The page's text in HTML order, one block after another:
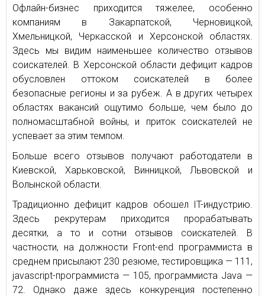
Офлайн-бизнес приходится тяжелее, особенно
компаниям в Закарпатской, Черновицкой,
Хмельницкой, Черкасской и Херсонской областях.
Здесь мы видим наименьшее количество отзывов
соискателей. В Херсонской области дефицит кадров
обусловлен оттоком соискателей в более
безопасные регионы и за рубеж. А в других четырех
областях вакансий ощутимо больше, чем было до
полномасштабной войны, и приток соискателей не
успевает за этим темпом.
Больше всего отзывов получают работодатели в
Киевской, Харьковской, Винницкой, Львовской и
Волынской области.
Традиционно дефицит кадров обошел IT-индустрию.
Здесь рекрутерам приходится прорабатывать
десятки, а то и сотни отзывов соискателей. В
частности, на должности Front-end программиста в
среднем присылают 230 резюме, тестировщика — 111,
javascript-программиста — 105, программиста Java —
72. Однако даже здесь конкуренция постепенно